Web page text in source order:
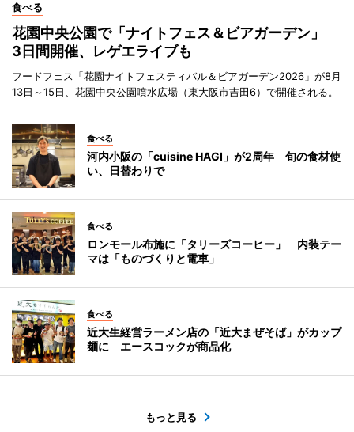
食べる
花園中央公園で「ナイトフェス＆ビアガーデン」
3日間開催、レゲエライブも
フードフェス「花園ナイトフェスティバル＆ビアガーデン2026」が8月
13日～15日、花園中央公園噴水広場（東大阪市吉田6）で開催される。
食べる
河内小阪の「cuisine HAGI」が2周年 旬の食材使
い、日替わりで
食べる
ロンモール布施に「タリーズコーヒー」 内装テー
マは「ものづくりと電車」
食べる
近大生経営ラーメン店の「近大まぜそば」がカップ
麺に エースコックが商品化
もっと見る